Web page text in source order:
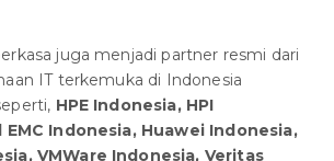
juga menjadi partner resmi dari
IT terkemuka di Indonesia
HPE Indonesia, HPI
Indonesia, Huawei Indonesia,
VMWare Indonesia, Veritas